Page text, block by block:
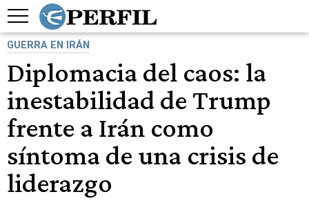
GUERRA EN IRÁN
Diplomacia del caos: la
inestabilidad de Trump
frente a Irán como
síntoma de una crisis de
liderazgo